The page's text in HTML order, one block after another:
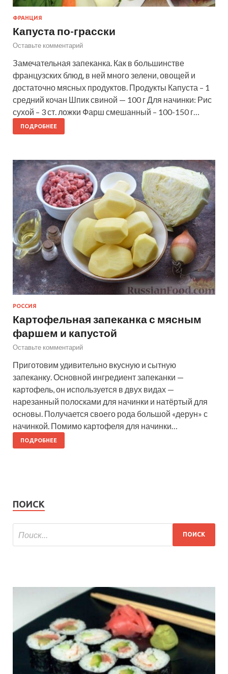
ФРАНЦИЯ
Капуста по-грасски
Оставьте комментарий
Замечательная запеканка. Как в большинстве
французских блюд, в ней много зелени, овощей и
достаточно мясных продуктов. Продукты Капуста – 1
средний кочан Шпик свиной — 100 г Для начинки: Рис
сухой – 3 ст. ложки Фарш смешанный – 100-150 г…
ПОДРОБНЕЕ
РОССИЯ
Картофельная запеканка с мясным
фаршем и капустой
Оставьте комментарий
Приготовим удивительно вкусную и сытную
запеканку. Основной ингредиент запеканки —
картофель, он используется в двух видах —
нарезанный полосками для начинки и натёртый для
основы. Получается своего рода большой «дерун» с
начинкой. Помимо картофеля для начинки…
ПОДРОБНЕЕ
ПОИСК